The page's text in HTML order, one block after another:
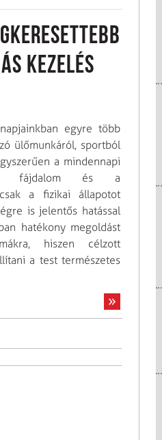
kezelés
egyre több
ülőmunkáról, sportból
a mindennapi
A fájdalom és a
a fizikai állapotot
is jelentős hatással
hatékony megoldást
hiszen célzott
a test természetes